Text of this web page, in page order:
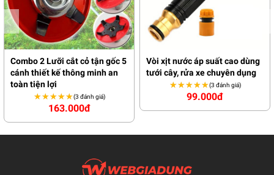
Combo 2 Lưỡi cắt cỏ tận gốc 5
cánh thiết kế thông minh an
toàn tiện lợi
★★★★★
★★★★★(3 đánh giá)
163.000đ
Vòi xịt nước áp suất cao dùng
tưới cây, rửa xe chuyên dụng
★★★★★
★★★★★(3 đánh giá)
99.000đ